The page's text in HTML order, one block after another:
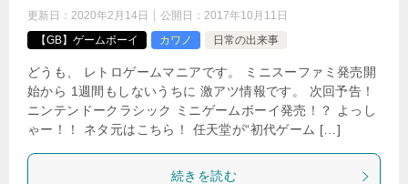
更新日： 2020年2月14日 公開日： 2017年10月11日
【GB】ゲームボーイ
カワノ 日常の出来事
どうも、 レトロゲームマニアです。 ミニスーファミ発売開
始から 1週間もしないうちに 激アツ情報です。 次回予告！
ニンテンドークラシック ミニゲームボーイ発売！？ よっし
ゃー！！ ネタ元はこちら！ 任天堂が“初代ゲーム […]
続きを読む